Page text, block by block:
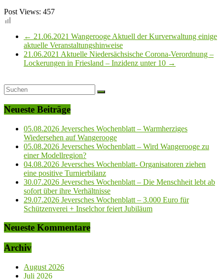
Post Views: 457
← 21.06.2021 Wangerooge Aktuell der Kurverwaltung einige
aktuelle Veranstaltungshinweise
21.06.2021 Aktuelle Niedersächsische Corona-Verordnung –
Lockerungen in Friesland – Inzidenz unter 10 →
Neueste Beiträge
05.08.2026 Jeversches Wochenblatt – Warmherziges
Wiedersehen auf Wangerooge
05.08.2026 Jeversches Wochenblatt – Wird Wangerooge zu
einer Modellregion?
04.08.2026 Jeversches Wochenblatt- Organisatoren ziehen
eine positive Turnierbilanz
30.07.2026 Jeversches Wochenblatt – Die Menschheit lebt ab
sofort über ihre Verhältnisse
29.07.2026 Jeversches Wochenblatt – 3.000 Euro für
Schützenverei + Inselchor feiert Jubiläum
Neueste Kommentare
Archiv
August 2026
Juli 2026